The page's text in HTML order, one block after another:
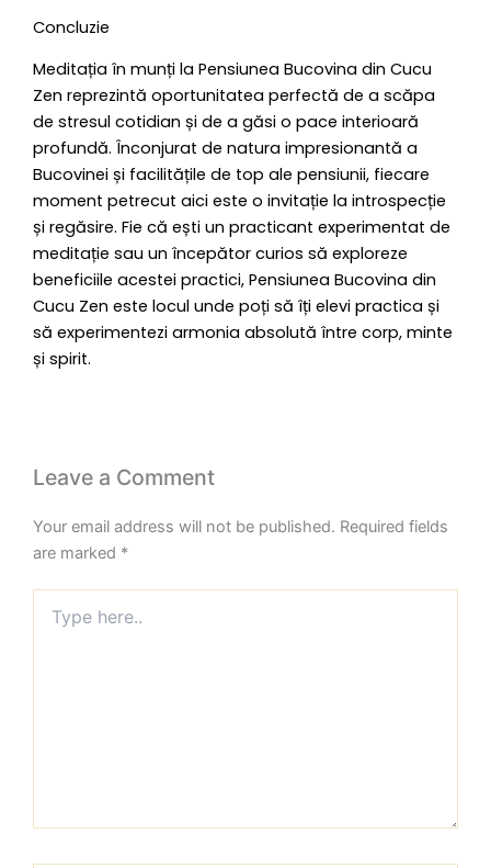
Concluzie
Meditația în munți la Pensiunea Bucovina din Cucu
Zen reprezintă oportunitatea perfectă de a scăpa
de stresul cotidian și de a găsi o pace interioară
profundă. Înconjurat de natura impresionantă a
Bucovinei și facilitățile de top ale pensiunii, fiecare
moment petrecut aici este o invitație la introspecție
și regăsire. Fie că ești un practicant experimentat de
meditație sau un începător curios să exploreze
beneficiile acestei practici, Pensiunea Bucovina din
Cucu Zen este locul unde poți să îți elevi practica și
să experimentezi armonia absolută între corp, minte
și spirit.
Leave a Comment
Your email address will not be published. Required fields
are marked *
here..